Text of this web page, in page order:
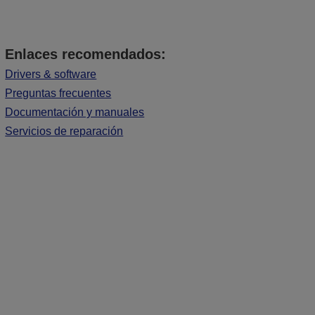
Enlaces recomendados:
Drivers & software
Preguntas frecuentes
Documentación y manuales
Servicios de reparación